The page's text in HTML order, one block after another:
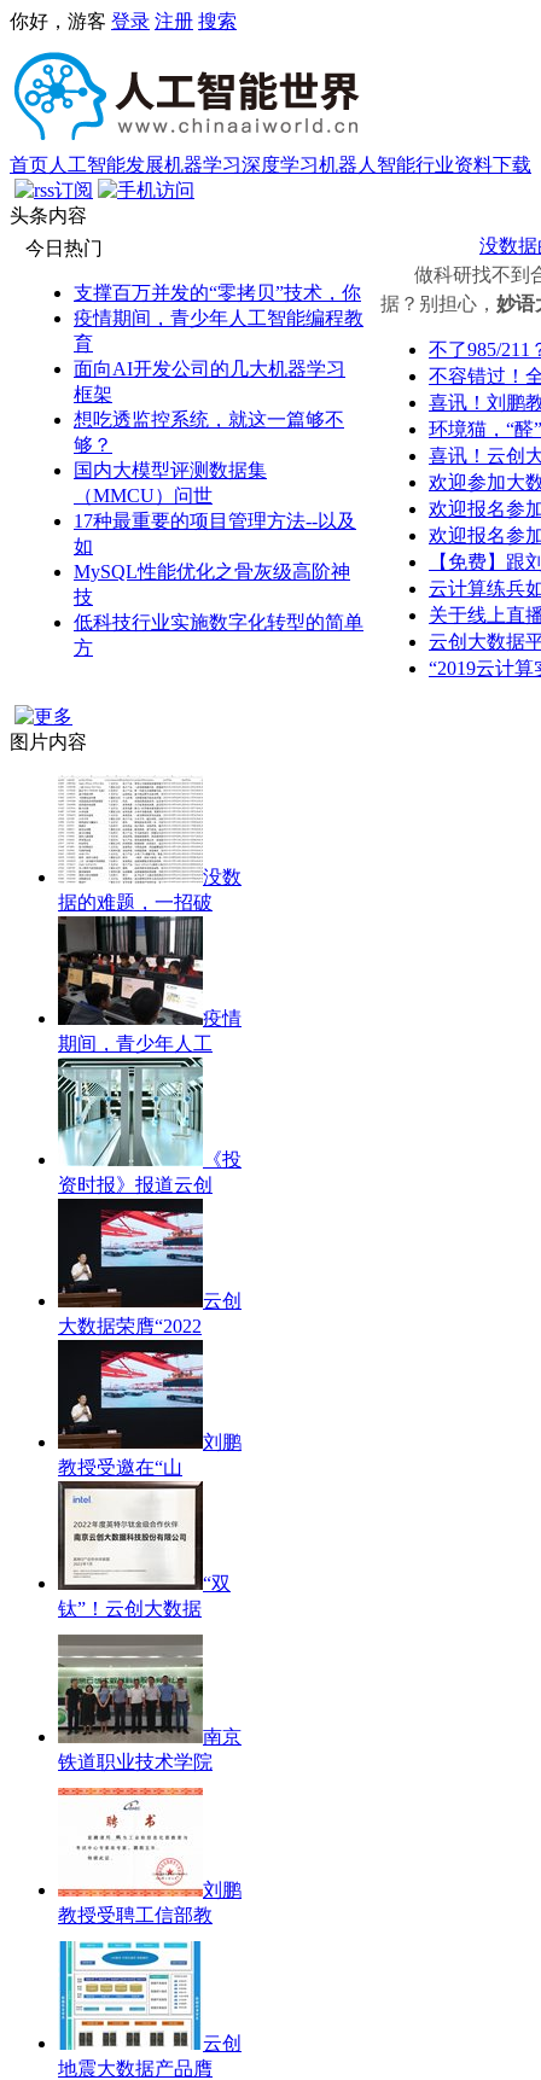
你好，游客 登录 注册 搜索
首页人工智能发展机器学习深度学习机器人 智能行业资料下载
头条内容
今日热门
支撑百万并发的“零拷贝”技术，你
疫情期间，青少年人工智能编程教
育
面向AI开发公司的几大机器学习
框架
想吃透监控系统，就这一篇够不
够？
国内大模型评测数据集
（MMCU）问世
17种最重要的项目管理方法--以及
如
MySQL性能优化之骨灰级高阶神
技
低科技行业实施数字化转型的简单
方
没数
做科研找不到
据？别担心， 妙语
不了985/211
不容错过！
喜讯！刘鹏
环境猫，“醛
喜讯！云创
欢迎参加大
欢迎报名参
欢迎报名参
【免费】跟
云计算练兵
关于线上直
云创大数据
“2019云计
图片内容
没数
据的难题，一招破
疫情
期间，青少年人工
《投
资时报》报道云创
云创
大数据荣膺“2022
​刘鹏
教授受邀在“山
“双
钛”！云创大数据
南京
铁道职业技术学院
刘鹏
教授受聘工信部教
云创
地震大数据产品膺